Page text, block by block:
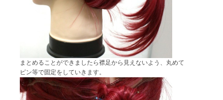
まとめることができましたら襟足から見えないよう、丸めて
ピン等で固定をしていきます。